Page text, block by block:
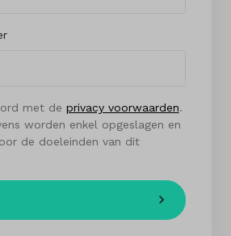
met de privacy voorwaarden.
worden enkel opgeslagen en
de doeleinden van dit